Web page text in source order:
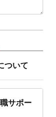
ついて
サポー